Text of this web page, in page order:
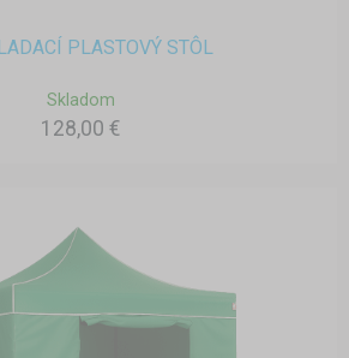
PLASTOVÝ STÔL
Skladom
128,00 €